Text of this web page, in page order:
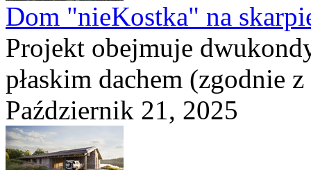
Dom "nieKostka" na
Projekt obejmuje
płaskim dachem (zgodnie
Październik 21, 2025